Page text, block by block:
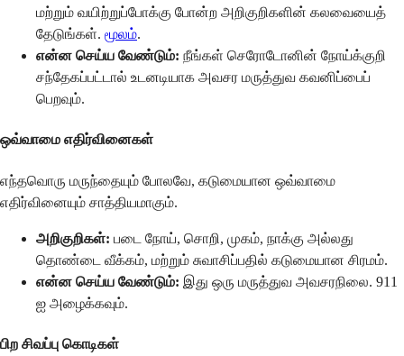
மற்றும் வயிற்றுப்போக்கு போன்ற அறிகுறிகளின் கலவையைத்
தேடுங்கள். மூலம்.
என்ன செய்ய வேண்டும்: நீங்கள் செரோடோனின் நோய்க்குறி
சந்தேகப்பட்டால் உடனடியாக அவசர மருத்துவ கவனிப்பைப்
பெறவும்.
ஒவ்வாமை எதிர்வினைகள்
எந்தவொரு மருந்தையும் போலவே, கடுமையான ஒவ்வாமை
எதிர்வினையும் சாத்தியமாகும்.
அறிகுறிகள்: படை நோய், சொறி, முகம், நாக்கு அல்லது
தொண்டை வீக்கம், மற்றும் சுவாசிப்பதில் கடுமையான சிரமம்.
என்ன செய்ய வேண்டும்: இது ஒரு மருத்துவ அவசரநிலை. 911
ஐ அழைக்கவும்.
பிற சிவப்பு கொடிகள்